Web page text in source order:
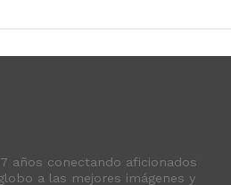
años conectando aficionados
a las mejores imágenes y